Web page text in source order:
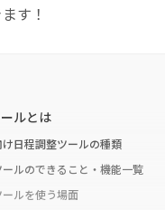
す！
ルとは
け日程調整ツールの種類
ルのできること・機能一覧
ルを使う場面